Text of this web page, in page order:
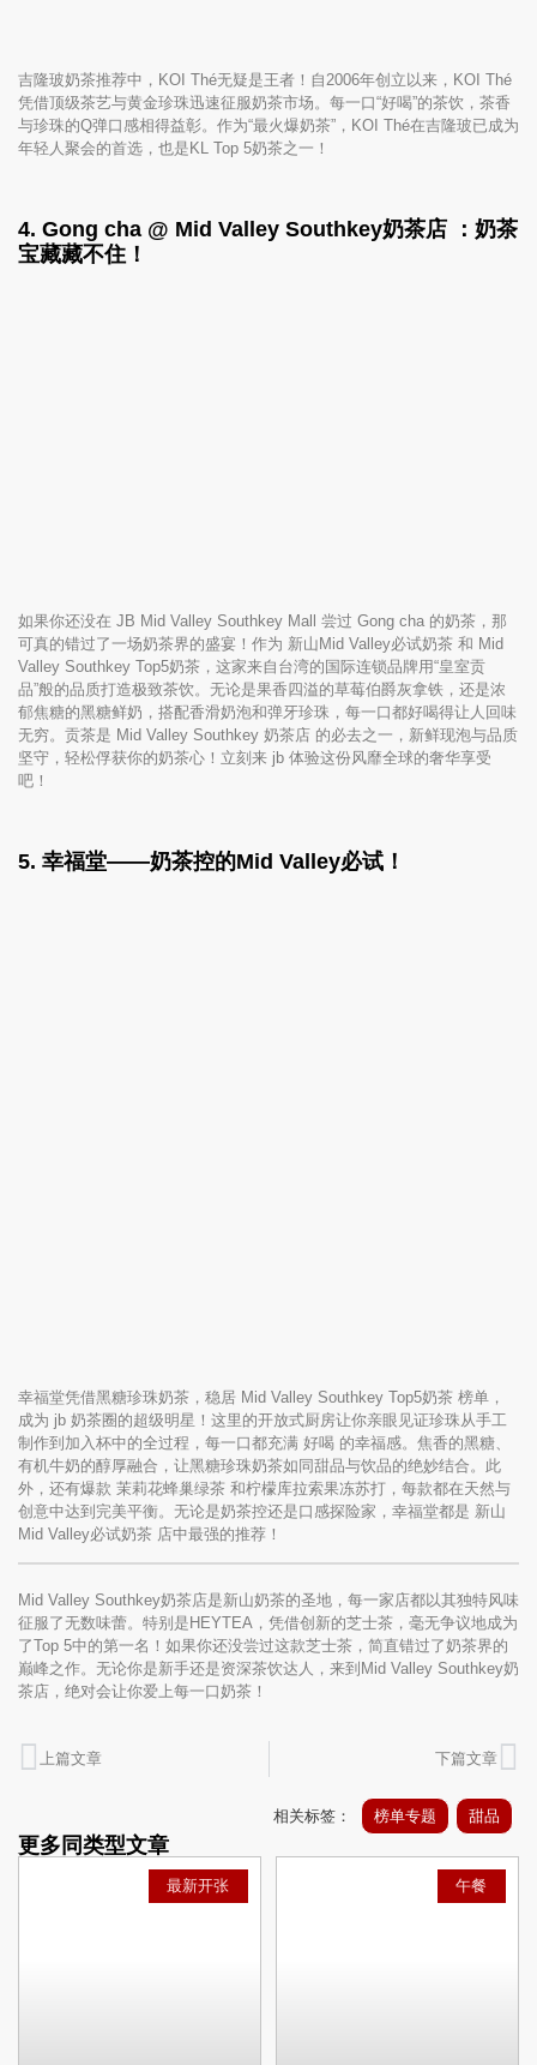
吉隆玻奶茶推荐中，KOI Thé无疑是王者！自2006年创立以来，KOI Thé
凭借顶级茶艺与黄金珍珠迅速征服奶茶市场。每一口“好喝”的茶饮，茶香
与珍珠的Q弹口感相得益彰。作为“最火爆奶茶”，KOI Thé在吉隆玻已成为
年轻人聚会的首选，也是KL Top 5奶茶之一！
4. Gong cha @ Mid Valley Southkey奶茶店 ：奶茶
宝藏藏不住！
如果你还没在 JB Mid Valley Southkey Mall 尝过 Gong cha 的奶茶，那
可真的错过了一场奶茶界的盛宴！作为 新山Mid Valley必试奶茶 和 Mid
Valley Southkey Top5奶茶，这家来自台湾的国际连锁品牌用“皇室贡
品”般的品质打造极致茶饮。无论是果香四溢的草莓伯爵灰拿铁，还是浓
郁焦糖的黑糖鲜奶，搭配香滑奶泡和弹牙珍珠，每一口都好喝得让人回味
无穷。贡茶是 Mid Valley Southkey 奶茶店 的必去之一，新鲜现泡与品质
坚守，轻松俘获你的奶茶心！立刻来 jb 体验这份风靡全球的奢华享受
吧！
5. 幸福堂——奶茶控的Mid Valley必试！
幸福堂凭借黑糖珍珠奶茶，稳居 Mid Valley Southkey Top5奶茶 榜单，
成为 jb 奶茶圈的超级明星！这里的开放式厨房让你亲眼见证珍珠从手工
制作到加入杯中的全过程，每一口都充满 好喝 的幸福感。焦香的黑糖、
有机牛奶的醇厚融合，让黑糖珍珠奶茶如同甜品与饮品的绝妙结合。此
外，还有爆款 茉莉花蜂巢绿茶 和柠檬库拉索果冻苏打，每款都在天然与
创意中达到完美平衡。无论是奶茶控还是口感探险家，幸福堂都是 新山
Mid Valley必试奶茶 店中最强的推荐！
Mid Valley Southkey奶茶店是新山奶茶的圣地，每一家店都以其独特风味
征服了无数味蕾。特别是HEYTEA，凭借创新的芝士茶，毫无争议地成为
了Top 5中的第一名！如果你还没尝过这款芝士茶，简直错过了奶茶界的
巅峰之作。无论你是新手还是资深茶饮达人，来到Mid Valley Southkey奶
茶店，绝对会让你爱上每一口奶茶！
上篇文章 下篇文章
最新开张 午餐
相关标签： 榜单专题 甜品
更多同类型文章